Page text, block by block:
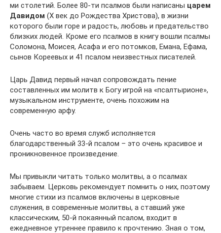
ми столетий. Более 80-ти псалмов были написаны царем
Давидом (X век до Рождества Христова), в жизни
которого были горе и радость, любовь и предательство
близких людей. Кроме его псалмов в книгу вошли псалмы
Соломона, Моисея, Асафа и его потомков, Емана, Ефама,
сынов Кореевых и 41 псалом неизвестных писателей.
Царь Давид первый начал сопровождать пение
составленных им молитв к Богу игрой на «псалтырионе»,
музыкальном инструменте, очень похожим на
современную арфу.
Очень часто во время служб исполняется
благодарственный 33-й псалом – это очень красивое и
проникновенное произведение.
Мы привыкли читать только молитвы, а о псалмах
забываем. Церковь рекомендует помнить о них, поэтому
многие стихи из псалмов включены в церковные
служения, в современные молитвы, а ставший уже
классическим, 50-й покаянный псалом, входит в
ежедневное утреннее правило к прочтению. Зная о том,